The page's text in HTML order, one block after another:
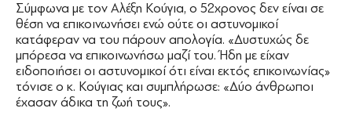
Σύμφωνα με τον Αλέξη Κούγια, ο 52χρονος δεν είναι σε
θέση να επικοινωνήσει ενώ ούτε οι αστυνομικοί
κατάφεραν να του πάρουν απολογία. «Δυστυχώς δε
μπόρεσα να επικοινωνήσω μαζί του. Ήδη με είχαν
ειδοποιήσει οι αστυνομικοί ότι είναι εκτός επικοινωνίας»
τόνισε ο κ. Κούγιας και συμπλήρωσε: «Δύο άνθρωποι
έχασαν άδικα τη ζωή τους».